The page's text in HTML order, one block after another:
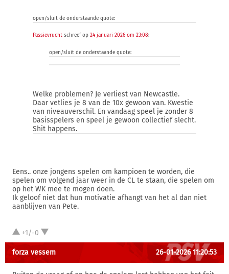
open/sluit de onderstaande quote:
Passievrucht schreef op 24 januari 2026 om 23:08:
open/sluit de onderstaande quote:
Welke problemen? Je verliest van Newcastle.
Daar vetlies je 8 van de 10x gewoon van. Kwestie
van niveauverschil. En vandaag speel je zonder 8
basisspelers en speel je gewoon collectief slecht.
Shit happens.
Eens.. onze jongens spelen om kampioen te worden, die
spelen om volgend jaar weer in de CL te staan, die spelen om
op het WK mee te mogen doen.
Ik geloof niet dat hun motivatie afhangt van het al dan niet
aanblijven van Pete.
+1/-0
forza vessem 26-01-2026 11:20:53